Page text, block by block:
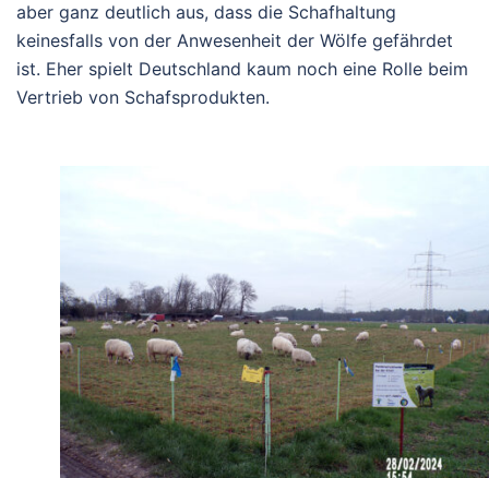
aber ganz deutlich aus, dass die Schafhaltung
keinesfalls von der Anwesenheit der Wölfe gefährdet
ist. Eher spielt Deutschland kaum noch eine Rolle beim
Vertrieb von Schafsprodukten.